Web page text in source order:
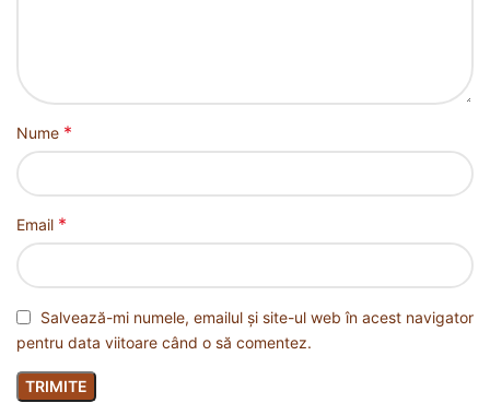
Nume *
Email *
Salvează-mi numele, emailul și site-ul web în acest navigator
pentru data viitoare când o să comentez.